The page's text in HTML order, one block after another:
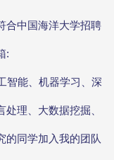
合中国海洋大学招聘
:
智能、机器学习、深
理、大数据挖掘、
的同学加入我的团队